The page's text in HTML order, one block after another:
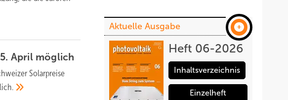
April möglich
Solarpreise
Aktuelle Ausgabe
Heft 06-2026
Inhaltsverzeichnis
Einzelheft